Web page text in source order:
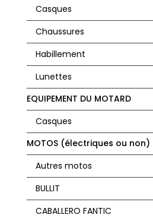
Casques
Chaussures
Habillement
Lunettes
EQUIPEMENT DU MOTARD
Casques
MOTOS (électriques ou non)
Autres motos
BULLIT
CABALLERO FANTIC